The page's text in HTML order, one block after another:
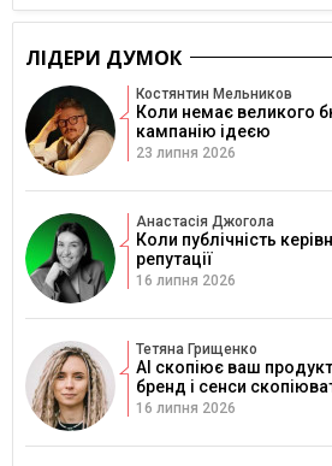
ЛІДЕРИ ДУМОК
Костянтин Мельников
Коли немає великого
кампанію ідеєю
23 липня 2026
Анастасія Джогола
Коли публічність
репутації
16 липня 2026
Тетяна Грищенко
AI скопіює ваш
бренд і сенси
16 липня 2026